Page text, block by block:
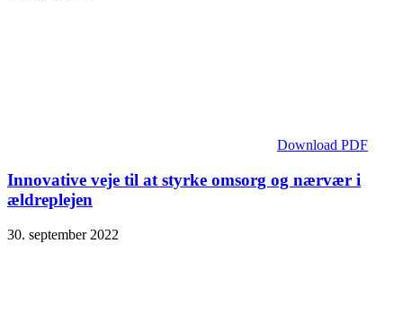
Download PDF
Innovative veje til at styrke omsorg og nærvær i
ældreplejen
30. september 2022